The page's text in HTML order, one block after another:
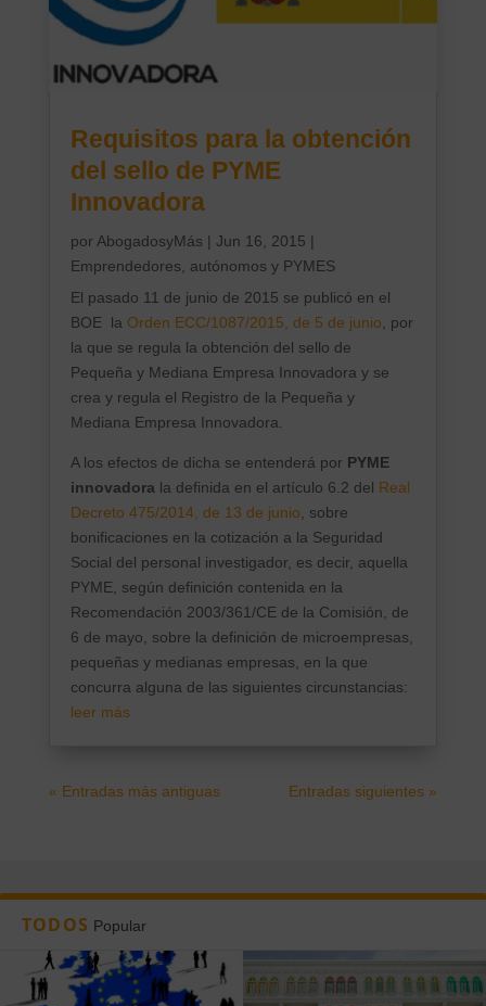
Requisitos para la obtención
del sello de PYME
Innovadora
por AbogadosyMás | Jun 16, 2015 |
Emprendedores, autónomos y PYMES
El pasado 11 de junio de 2015 se publicó en el
BOE la Orden ECC/1087/2015, de 5 de junio , por
la que se regula la obtención del sello de
Pequeña y Mediana Empresa Innovadora y se
crea y regula el Registro de la Pequeña y
Mediana Empresa Innovadora.
A los efectos de dicha se entenderá por PYME
innovadora la definida en el artículo 6.2 del Real
Decreto 475/2014, de 13 de junio , sobre
bonificaciones en la cotización a la Seguridad
Social del personal investigador, es decir, aquella
PYME, según definición contenida en la
Recomendación 2003/361/CE de la Comisión, de
6 de mayo, sobre la definición de microempresas,
pequeñas y medianas empresas, en la que
concurra alguna de las siguientes circunstancias:
leer más
« Entradas más antiguas Entradas siguientes »
TODOS Popular